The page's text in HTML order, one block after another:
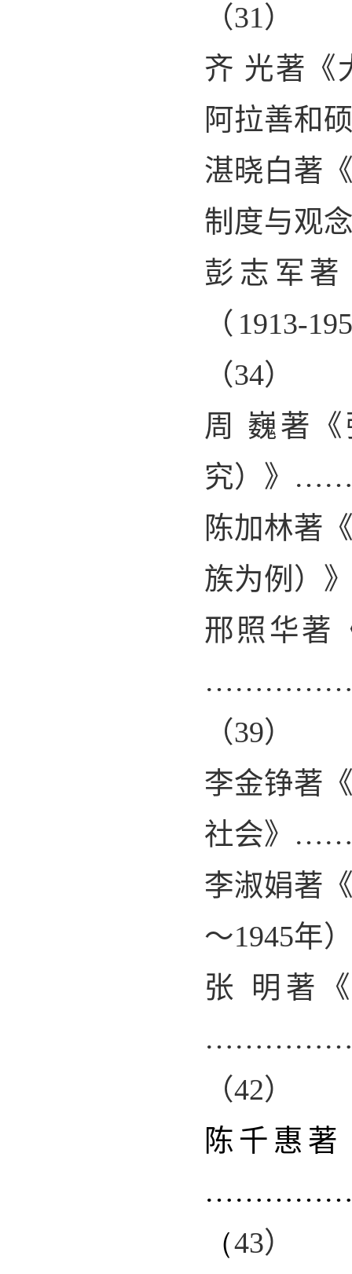
（31）
齐 光著《
阿拉善和
湛晓白著
制度与
彭志军
（ 1913-
（34）
周 巍著
究）
陈加林著
族为例
邢照华著
（39）
李金铮著
社会》
李淑娟著
～1945年
张 明著
（42）
陈千惠 著
…………
（43）